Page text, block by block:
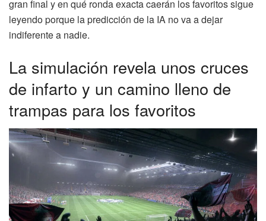
gran final y en qué ronda exacta caerán los favoritos sigue
leyendo porque la predicción de la IA no va a dejar
indiferente a nadie.
La simulación revela unos cruces
de infarto y un camino lleno de
trampas para los favoritos